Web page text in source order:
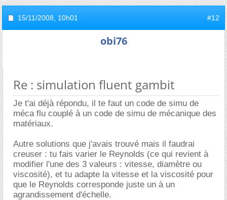
15/11/2008, 10h01 #12
obi76
Re : simulation fluent gambit
Je t'ai déjà répondu, il te faut un code de simu de
méca flu couplé à un code de simu de mécanique des
matériaux.
Autre solutions que j'avais trouvé mais il faudrai
creuser : tu fais varier le Reynolds (ce qui revient à
modifier l'une des 3 valeurs : vitesse, diamètre ou
viscosité), et tu adapte la vitesse et la viscosité pour
que le Reynolds corresponde juste un à un
agrandissement d'échelle.